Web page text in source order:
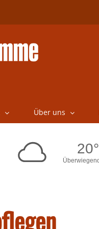
Über uns